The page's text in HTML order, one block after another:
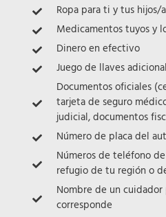
Ropa para ti y tus hijos/
Medicamentos tuyos y
Dinero en efectivo
Juego de llaves
Documentos oficiales
tarjeta de seguro
judicial, documentos
Número de placa del
Números de teléfono
refugio de tu región o
Nombre de un
corresponde